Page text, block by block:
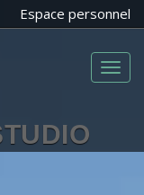
Espace personnel
Menu